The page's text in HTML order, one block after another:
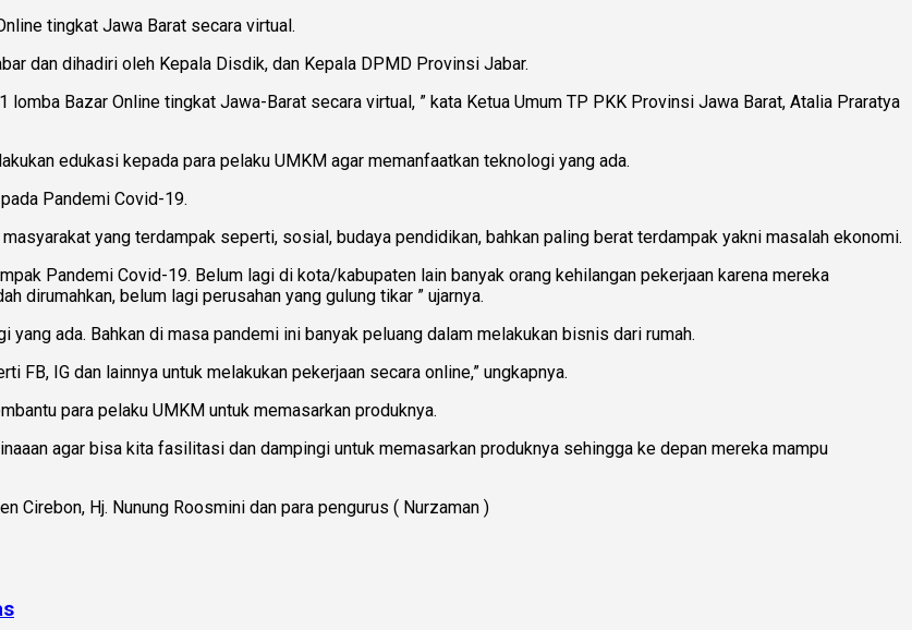
tingkat Jawa Barat secara virtual.
dan dihadiri oleh Kepala Disdik, dan Kepala DPMD Provinsi Jabar.
lomba Bazar Online tingkat Jawa-Barat secara virtual, ” kata Ketua Umum TP PKK Provinsi Jawa Barat, Atalia Praratya
edukasi kepada para pelaku UMKM agar memanfaatkan teknologi yang ada.
Pandemi Covid-19.
yang terdampak seperti, sosial, budaya pendidikan, bahkan paling berat terdampak yakni masalah ekonomi.
Pandemi Covid-19. Belum lagi di kota/kabupaten lain banyak orang kehilangan pekerjaan karena mereka
dirumahkan, belum lagi perusahan yang gulung tikar ” ujarnya.
ada. Bahkan di masa pandemi ini banyak peluang dalam melakukan bisnis dari rumah.
IG dan lainnya untuk melakukan pekerjaan secara online,” ungkapnya.
para pelaku UMKM untuk memasarkan produknya.
agar bisa kita fasilitasi dan dampingi untuk memasarkan produknya sehingga ke depan mereka mampu
Cirebon, Hj. Nunung Roosmini dan para pengurus ( Nurzaman )